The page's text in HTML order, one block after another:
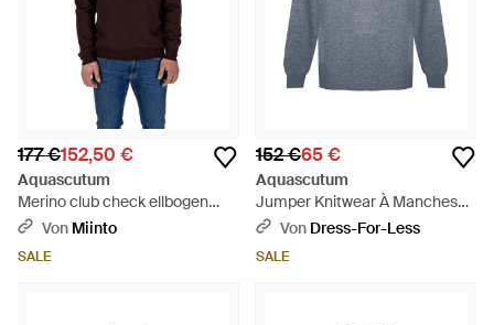
177 €152,50 €
Aquascutum
Merino club check ellbogen
patches pullover - Rot
Von Miinto
SALE
152 €65 €
Aquascutum
Jumper Knitwear À Manches
Longues En V Avec Logo En
Von Dress-For-Less
SALE